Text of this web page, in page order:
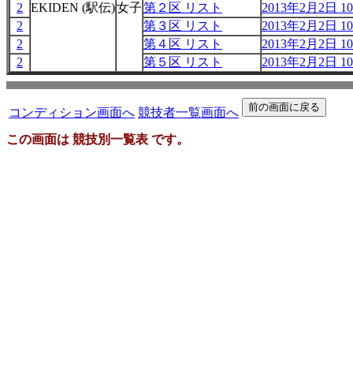
EKIDEN (駅伝)女子
2
第２区 リスト
2013年2月2日
2
第３区 リスト
2013年2月2日
2
第４区 リスト
2013年2月2日
2
第５区 リスト 2013年2月2日
コンディション画面へ 競技者一覧画面へ
この画面は 競技別一覧表 です。